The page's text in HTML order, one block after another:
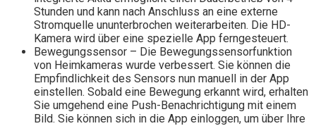
Stunden und kann nach Anschluss an eine externe
Stromquelle ununterbrochen weiterarbeiten. Die HD-
Kamera wird über eine spezielle App ferngesteuert.
Bewegungssensor – Die Bewegungssensorfunktion
von Heimkameras wurde verbessert. Sie können die
Empfindlichkeit des Sensors nun manuell in der App
einstellen. Sobald eine Bewegung erkannt wird, erhalten
Sie umgehend eine Push-Benachrichtigung mit einem
Bild. Sie können sich in die App einloggen, um über Ihre